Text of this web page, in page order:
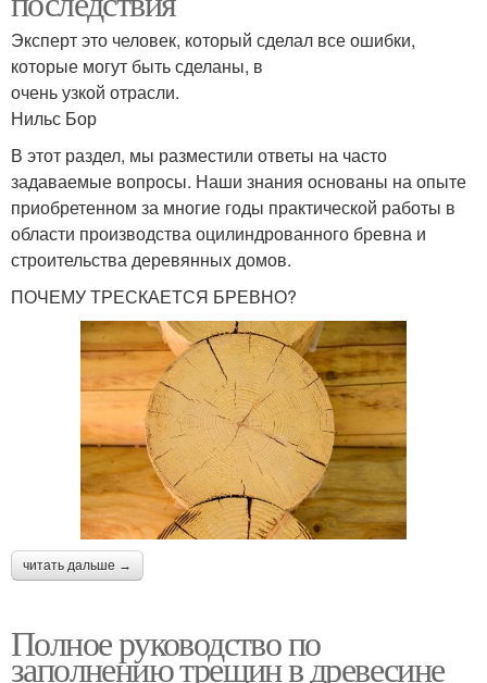
Эксперт это человек, который сделал все ошибки,
которые могут быть сделаны, в
очень узкой отрасли.
Нильс Бор
В этот раздел, мы разместили ответы на часто
задаваемые вопросы. Наши знания основаны на опыте
приобретенном за многие годы практической работы в
области производства оцилиндрованного бревна и
строительства деревянных домов.
ПОЧЕМУ ТРЕСКАЕТСЯ БРЕВНО?
читать дальше →
Полное руководство по
заполнению трещин в древесине